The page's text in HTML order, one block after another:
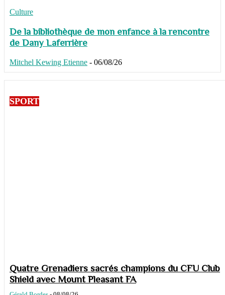
Culture
De la bibliothèque de mon enfance à la rencontre
de Dany Laferrière
Mitchel Kewing Etienne - 06/08/26
SPORT
Quatre Grenadiers sacrés champions du CFU Club
Shield avec Mount Pleasant FA